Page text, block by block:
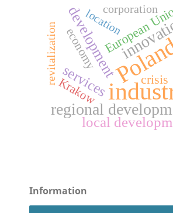
regional
development
services
local
European
crisis
Krakow
economy
locationcorporation
revitalization
Information